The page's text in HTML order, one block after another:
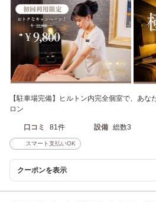
【駐車場完備】ヒルトン内完全個室で、あ
ロン
口コミ 81件 設備 総数3
スマート支払いOK
クーポンを表示